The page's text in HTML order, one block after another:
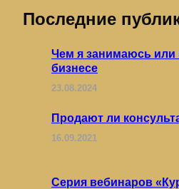
Последние
Чем я занимаюсь или
бизнесе
23.08.2024
Продают ли
16.09.2021
Серия вебинаров